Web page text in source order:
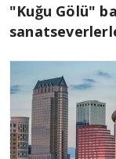
"Kuğu Gölü"